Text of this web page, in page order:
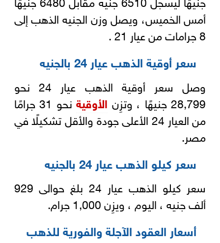
أمس الخميس، ويصل وزن الجنيه الذهب إلى
8 جرامات من عيار 21 .
سعر أوقية الذهب عيار 24 بالجنيه
وصل سعر أوقية الذهب عيار 24 نحو
28,799 جنيهًا ، وتزِن
الأوقية
نحو 31 جرامًا
من العيار 24 الأعلى جودة والأقل تشكيلًا في
مصر.
سعر كيلو الذهب عيار 24 بالجنيه
سعر كيلو الذهب عيار 24 بلغ حوالى 929
ألف جنيه ، اليوم ، ويزِن 1,000 جرام.
أسعار العقود الآجلة والفورية للذهب